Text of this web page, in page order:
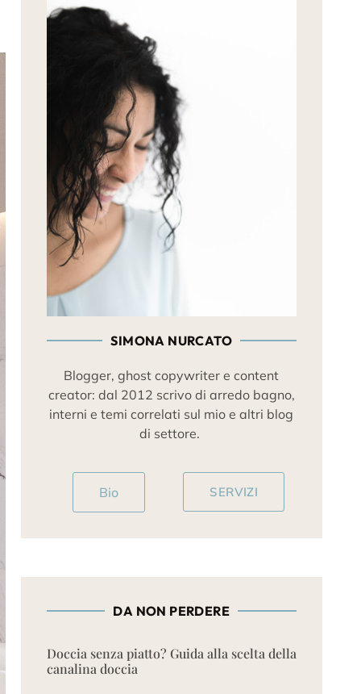
SIMONA NURCATO
Blogger, ghost copywriter e content
creator: dal 2012 scrivo di arredo bagno,
interni e temi correlati sul mio e altri blog
di settore.
Bio SERVIZI
DA NON PERDERE
Doccia senza piatto? Guida alla scelta della
canalina doccia